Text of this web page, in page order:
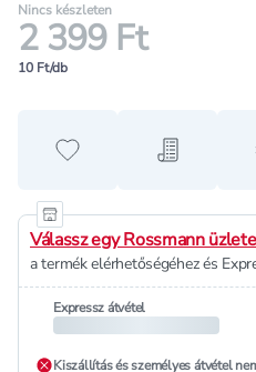
Nincs készleten
2 399 Ft
10 Ft/db
Hozzáadás aHozzáadás
Válassz egy Rossmann
a termék elérhetőségéhez és
Expressz átvétel
Kiszállítás és személyes átvétel